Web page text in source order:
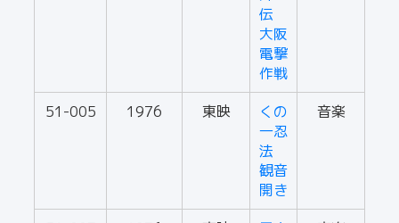
伝
大阪
電撃
作戦
51-005 1976 東映
くの
一忍
法
観音
開き
音楽